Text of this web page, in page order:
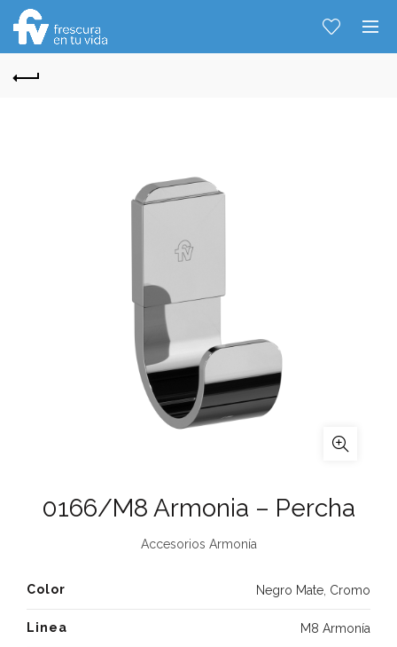
0166/M8 Armonia – Percha
Accesorios Armonía
Color Negro Mate Cromo
Linea M8 Armonía
Solo tenes que decirme: Hola